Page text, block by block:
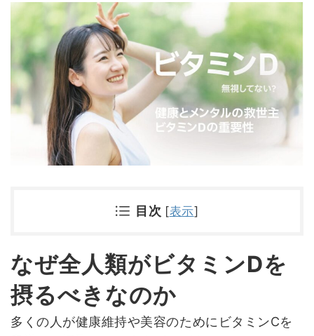
目次 [表示]
なぜ全人類がビタミンDを
摂るべきなのか
多くの人が健康維持や美容のためにビタミンCを